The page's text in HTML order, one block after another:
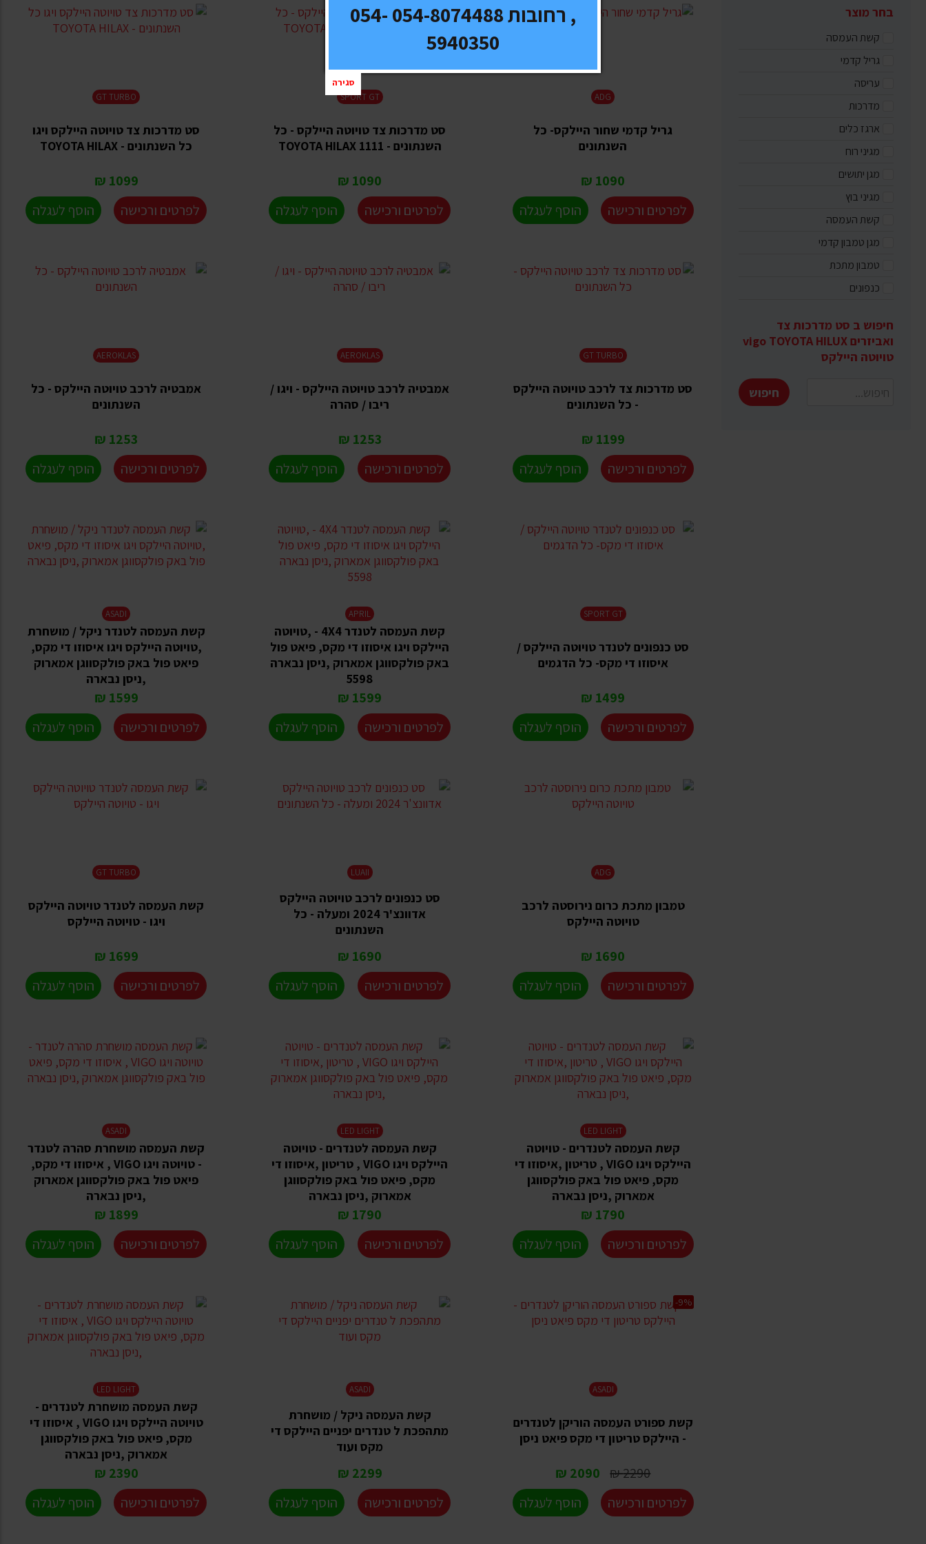
בחר מוצר
קשת העמסה
גריל קדמי
עריסה
מדרכות
ארגז כלים
מגיני רוח
מגן יתושים
מגיני בוץ
קשת העמסה
מגן טמבון קדמי
טמבון מתכת
כנפונים
חיפוש ב סט מדרכות צד
ואביזרים vigo TOYOTA HILUX
טויוטה היילקס
חיפוש
ADG
גריל קדמי שחור היילקס- כל
השנתונים
1090 ₪
לפרטים ורכישה
הוסף לעגלה
SPORT GT
סט מדרכות צד טויוטה היילקס - כל
השנתונים - TOYOTA HILAX 1111
1090 ₪
לפרטים ורכישה
הוסף לעגלה
GT TURBO
סט מדרכות צד טויוטה היילקס ויגו
כל השנתונים - TOYOTA HILAX
1099 ₪
לפרטים ורכישה
הוסף לעגלה
GT TURBO
סט מדרכות צד לרכב טויוטה היילקס
- כל השנתונים
1199 ₪
לפרטים ורכישה
הוסף לעגלה
AEROKLAS
אמבטיה לרכב טויוטה היילקס - ויגו /
ריבו / סהרה
1253 ₪
לפרטים ורכישה
הוסף לעגלה
AEROKLAS
אמבטיה לרכב טויוטה היילקס - כל
השנתונים
1253 ₪
לפרטים ורכישה
הוסף לעגלה
SPORT GT
סט כנפונים לטנדר טויוטה היילקס /
איסוזו די מקס- כל הדגמים
1499 ₪
לפרטים ורכישה
הוסף לעגלה
APRIL
קשת העמסה לטנדר 4X4 - ,טויוטה
היילקס ויגו איסוזו די מקס, פיאט פול
באק פולקסווגן אמארוק ,ניסן נבארה
5598
1599 ₪
לפרטים ורכישה
הוסף לעגלה
ASADI
קשת העמסה לטנדר ניקל / מושחרת
,טויוטה היילקס ויגו איסוזו די מקס,
פיאט פול באק פולקסווגן אמארוק
,ניסן נבארה
1599 ₪
לפרטים ורכישה
הוסף לעגלה
ADG
טמבון מתכת כרום נירוסטה לרכב
טויוטה היילקס
1690 ₪
לפרטים ורכישה
הוסף לעגלה
LUAII
סט כנפונים לרכב טויוטה היילקס
אדוונצ'ר 2024 ומעלה - כל
השנתונים
1690 ₪
לפרטים ורכישה
הוסף לעגלה
GT TURBO
קשת העמסה לטנדר טויוטה היילקס
ויגו - טויוטה היילקס
1699 ₪
לפרטים ורכישה
הוסף לעגלה
LED LIGHT
קשת העמסה לטנדרים - טויוטה
היילקס ויגו VIGO , טריטון ,איסוזו די
מקס, פיאט פול באק פולקסווגן
אמארוק ,ניסן נבארה
1790 ₪
לפרטים ורכישה
הוסף לעגלה
LED LIGHT
קשת העמסה לטנדרים - טויוטה
היילקס ויגו VIGO , טריטון ,איסוזו די
מקס, פיאט פול באק פולקסווגן
אמארוק ,ניסן נבארה
1790 ₪
לפרטים ורכישה
הוסף לעגלה
ASADI
קשת העמסה מושחרת סהרה לטנדר
- טויוטה ויגו VIGO , איסוזו די מקס,
פיאט פול באק פולקסווגן אמארוק
,ניסן נבארה
1899 ₪
לפרטים ורכישה
הוסף לעגלה
ASADI
קשת ספורט העמסה הוריקן לטנדרים
- היילקס טריטון די מקס פיאט ניסן
2290 ₪
2090 ₪
-9%
לפרטים ורכישה הוסף לעגלה
ASADI
קשת העמסה ניקל / מושחרת
מתהפכת ל טנדרים יפניים היילקס די
מקס ועוד
2299 ₪
לפרטים ורכישה
הוסף לעגלה
LED LIGHT
קשת העמסה מושחרת לטנדרים -
טויוטה היילקס ויגו VIGO , איסוזו די
מקס, פיאט פול באק פולקסווגן
אמארוק ,ניסן נבארה
2390 ₪
לפרטים ורכישה
הוסף לעגלה
, רחובות 054-8074488 054-
5940350
סגירה